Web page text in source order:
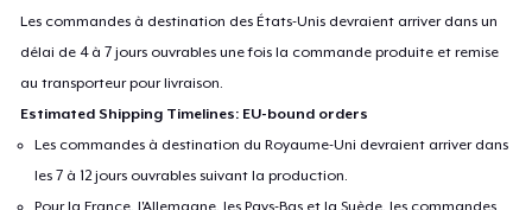
Les commandes à destination des États-Unis devraient arriver dans un
délai de 4 à 7 jours ouvrables une fois la commande produite et remise
au transporteur pour livraison.
Estimated Shipping Timelines: EU-bound orders
Les commandes à destination du Royaume-Uni devraient arriver dans
les 7 à 12 jours ouvrables suivant la production.
Pour la France, l'Allemagne, les Pays-Bas et la Suède, les commandes